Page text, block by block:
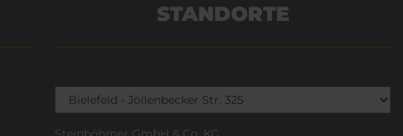
STANDORTE